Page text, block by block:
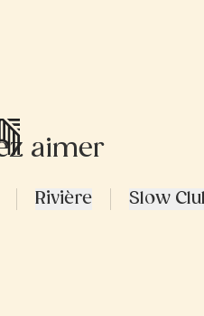
aimer
Rivière Slow